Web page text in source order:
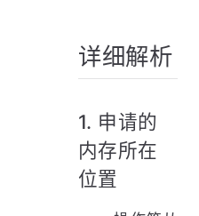
详细解析
1. 申请的
内存所在
位置